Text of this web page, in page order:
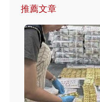
推薦文章